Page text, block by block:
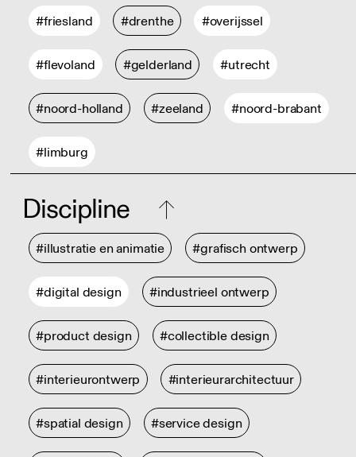
#friesland #drenthe #overijssel
#flevoland #gelderland #utrecht
#noord-holland #zeeland #noord-brabant
#limburg
Discipline
#illustratie en animatie #grafisch ontwerp
#digital design #industrieel ontwerp
#product design #collectible design
#interieurontwerp #interieurarchitectuur
#spatial design #service design